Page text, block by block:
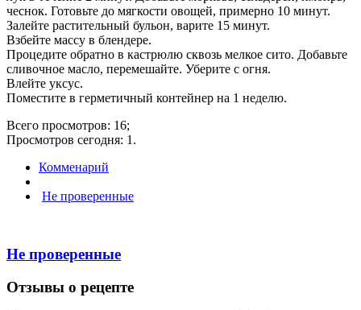
чеснок. Готовьте до мягкости овощей, примерно 10 минут.
Залейте растительный бульон, варите 15 минут.
Взбейте массу в блендере.
Процедите обратно в кастрюлю сквозь мелкое сито. Добавьте
сливочное масло, перемешайте. Уберите с огня.
Влейте уксус.
Поместите в герметичный контейнер на 1 неделю.
Всего просмотров: 16;
Просмотров сегодня: 1.
Комменарий
Не проверенные
Не проверенные
Отзывы о рецепте